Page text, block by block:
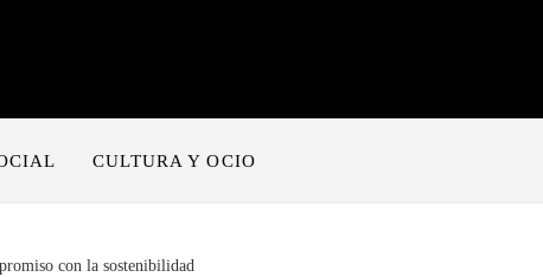
CULTURA Y OCIO
con la sostenibilidad